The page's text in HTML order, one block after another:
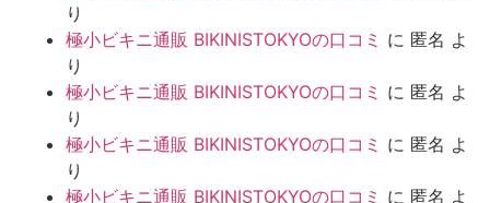
り
極小ビキニ通販 BIKINISTOKYOの口コミ に 匿名 よ
り
極小ビキニ通販 BIKINISTOKYOの口コミ に 匿名 よ
り
極小ビキニ通販 BIKINISTOKYOの口コミ に 匿名 よ
り
極小ビキニ通販 BIKINISTOKYOの口コミ に 匿名 よ